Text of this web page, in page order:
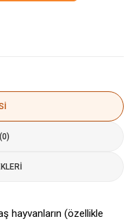
hayvanların (özellikle